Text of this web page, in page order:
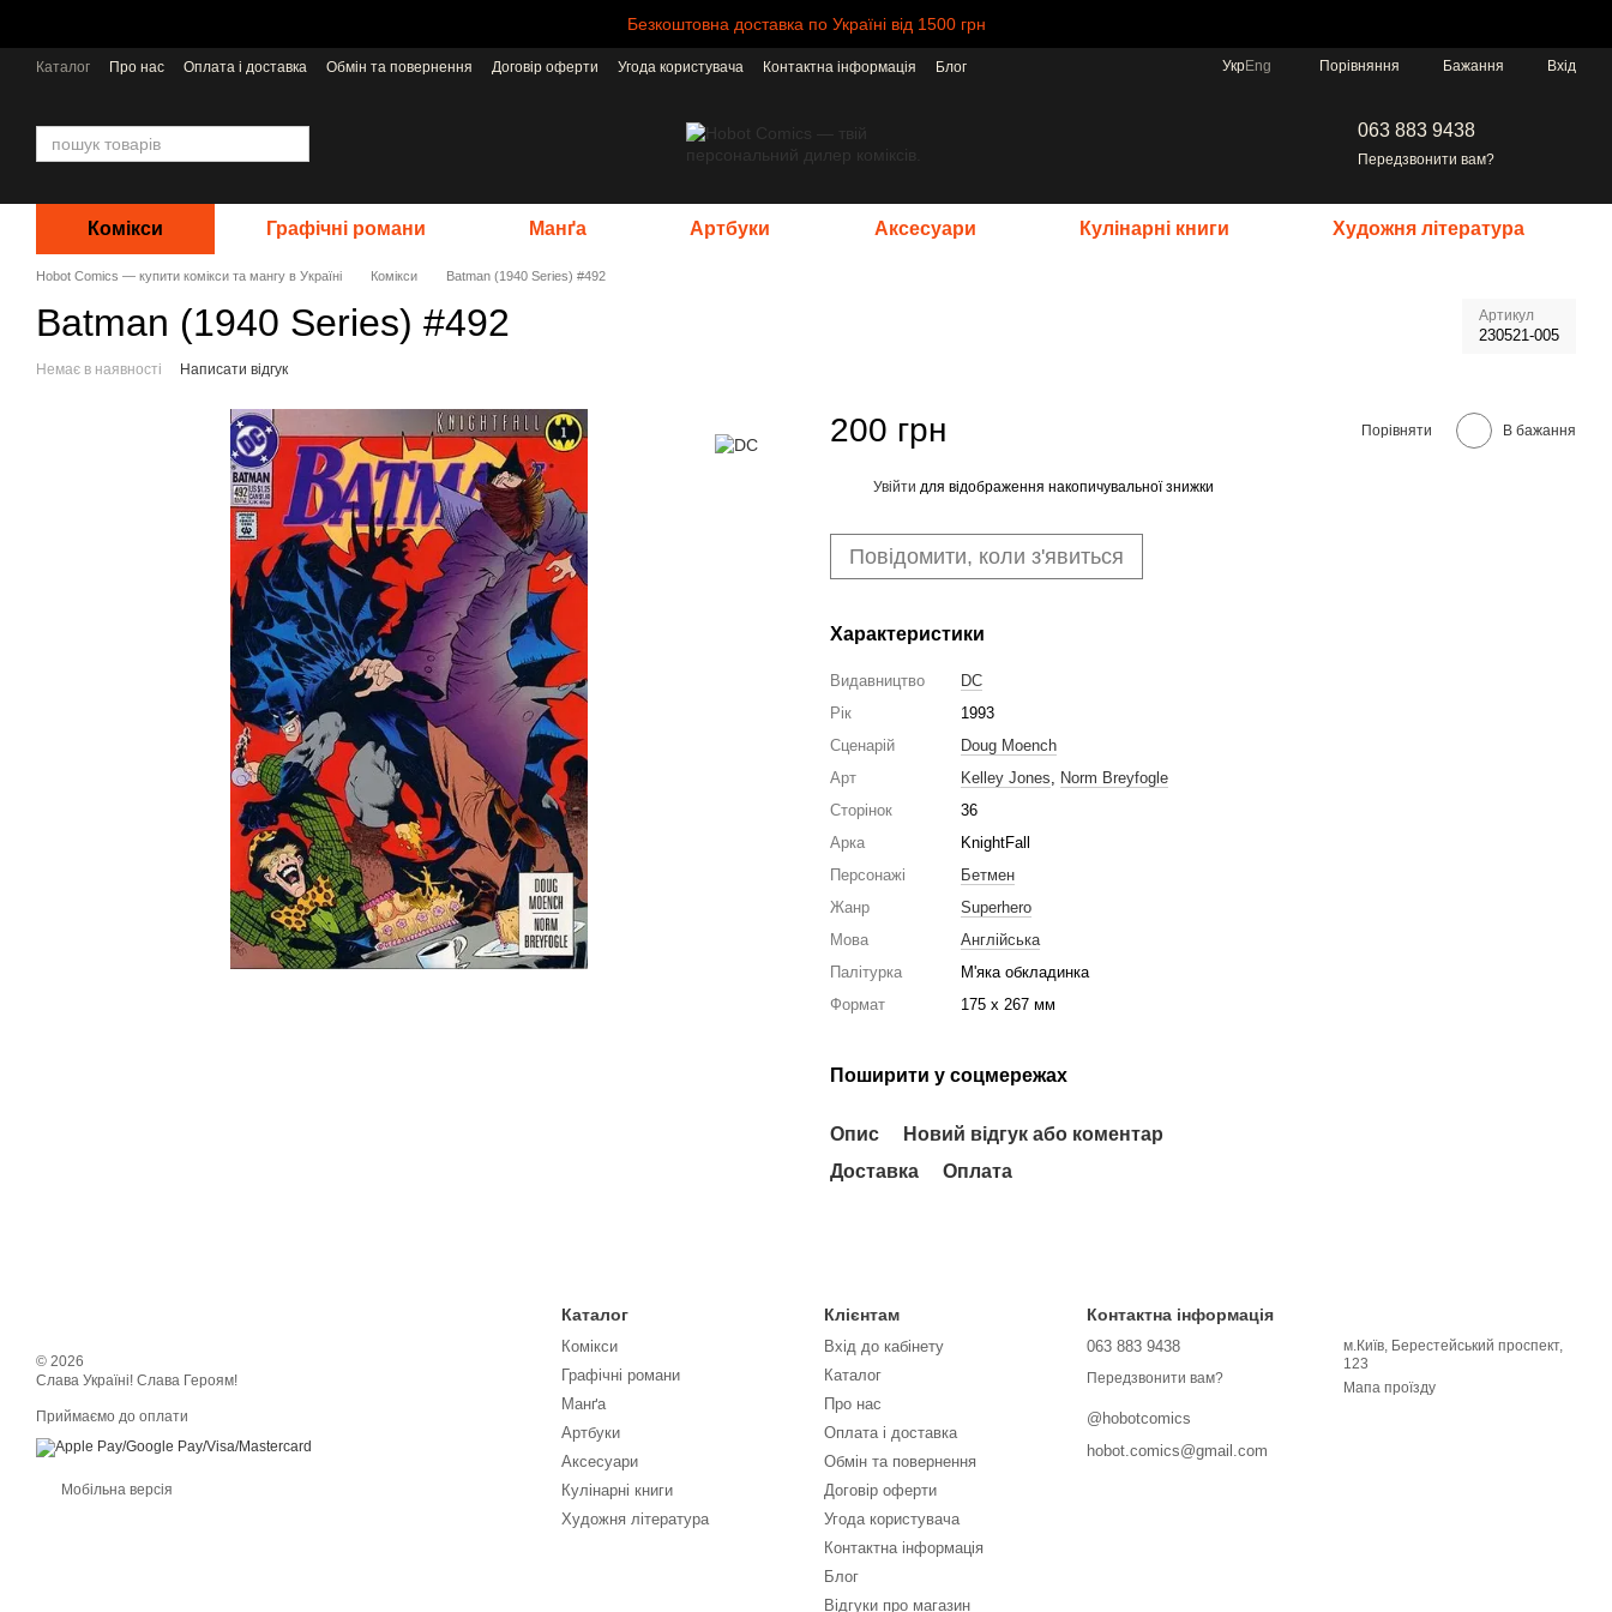
Безкоштовна доставка по Україні від 1500 грн
Каталог Про нас Оплата і доставка Обмін та повернення Договір оферти Угода користувача Контактна інформація
Блог
УкрEng Порівняння Бажання Вхід
063 883 9438
Передзвонити вам?
Комікси Графічні романи Манґа Артбуки Аксесуари Кулінарні книги Художня література
Hobot Comics — купити комікси та мангу в Україні Комікси Batman (1940 Series) #492
Batman (1940 Series) #492 Артикул
230521-005
Немає в наявності Написати відгук
200 грн Порівняти В бажання
Увійти для відображення накопичувальної знижки
Повідомити, коли з'явиться
Характеристики
Видавництво
DC
Рік
1993
Сценарій
Doug Moench
Арт
Kelley Jones, Norm Breyfogle
Сторінок
36
Арка
KnightFall
Персонажі
Бетмен
Жанр
Superhero
Мова
Англійська
Палітурка
М'яка обкладинка
Формат
175 x 267 мм
Поширити у соцмережах
Опис
Новий відгук або коментар
Доставка
Оплата
© 2026
Слава Україні! Слава Героям!
Приймаємо до оплати
Мобільна версія
Каталог
Комікси
Графічні романи
Манґа
Артбуки
Аксесуари
Кулінарні книги
Художня література
Клієнтам
Вхід до кабінету
Каталог
Про нас
Оплата і доставка
Обмін та повернення
Договір оферти
Угода користувача
Контактна інформація
Блог
Відгуки про магазин
Контактна інформація
063 883 9438
Передзвонити вам?
@hobotcomics
hobot.comics@gmail.com
м.Київ, Берестейський проспект,
123
Мапа проїзду